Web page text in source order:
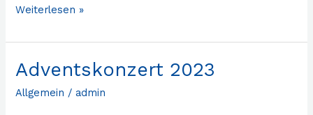
Weiterlesen »
Adventskonzert 2023
Allgemein / admin
Adventskonzert